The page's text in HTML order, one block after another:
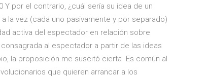
por el contrario, ¿cuál sería su idea de un
la vez (cada uno pasivamente y por separado)
activa del espectador en relación sobre
al espectador a partir de las ideas
la proposición me suscitó cierta Es común al
que quieren arrancar a los